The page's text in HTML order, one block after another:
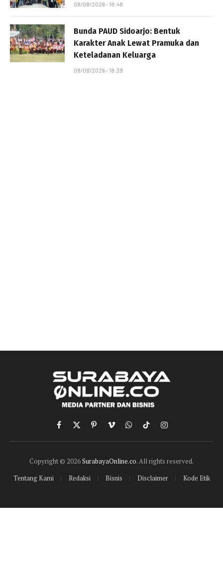
08/08/2026 - 18:48
Bunda PAUD Sidoarjo: Bentuk
Karakter Anak Lewat Pramuka dan
Keteladanan Keluarga
08/08/2026 - 18:39
Facebook
X
(Twitter)
PinterestVimeoWhatsApp
TikTokInstagram
Copyright © 2026SurabayaOnline.co. All rights reserved.
Tentang Kami
Redaksi Bisnis Disclaimer Kode Etik